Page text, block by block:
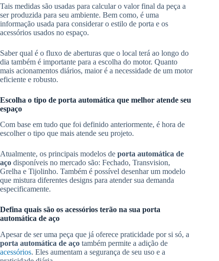
Tais medidas são usadas para calcular o valor final da peça a
ser produzida para seu ambiente. Bem como, é uma
informação usada para considerar o estilo de porta e os
acessórios usados no espaço.
Saber qual é o fluxo de aberturas que o local terá ao longo do
dia também é importante para a escolha do motor. Quanto
mais acionamentos diários, maior é a necessidade de um motor
eficiente e robusto.
Escolha o tipo de porta automática que melhor atende seu
espaço
Com base em tudo que foi definido anteriormente, é hora de
escolher o tipo que mais atende seu projeto.
Atualmente, os principais modelos de porta automática de
aço disponíveis no mercado são: Fechado, Transvision,
Grelha e Tijolinho. Também é possível desenhar um modelo
que mistura diferentes designs para atender sua demanda
especificamente.
Defina quais são os acessórios terão na sua porta
automática de aço
Apesar de ser uma peça que já oferece praticidade por si só, a
porta automática de aço também permite a adição de
acessórios. Eles aumentam a segurança de seu uso e a